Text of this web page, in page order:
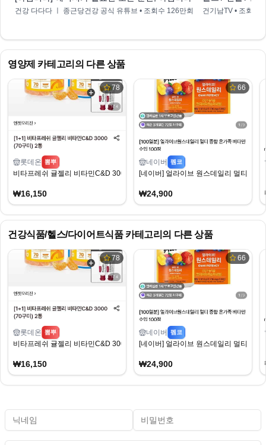
건강 다다다 ㅣ 종근당건강 공식 유튜브 • 조회수 126만회 건기남TV • 조회수
영양제 카테고리의 다른 상품
78
롯데온 뽐뿌
비타프레쉬 귤젤리 비타민C&D 3000 (70구미) 2통
₩16,150
66
네이버 펨코
[네이버] 얼라이브 원스데일리 멀티 종
₩24,900
건강식품/헬스/다이어트식품카테고리의 다른 상품
78
롯데온 뽐뿌
비타프레쉬 귤젤리 비타민C&D 3000 (70구미) 2통
₩16,150
66
네이버 펨코
[네이버] 얼라이브 원스데일리 멀티 종
₩24,900